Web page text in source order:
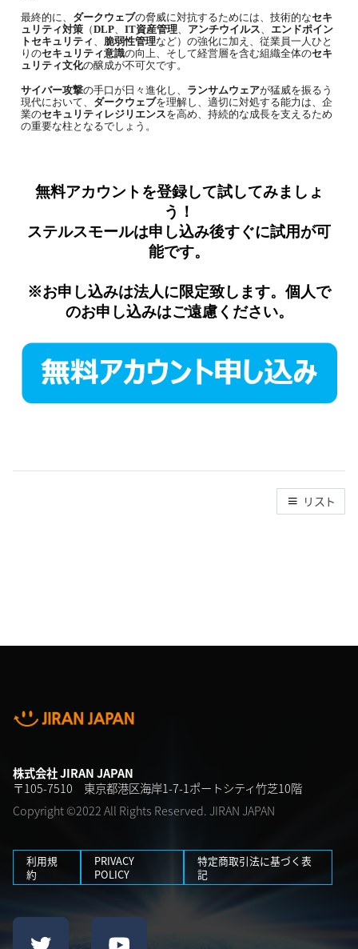
最終的に、 ダークウェブの脅威に対抗するためには、技術的なセキ
ュリティ対策 （DLP、 IT資産管理、 アンチウイルス、 エンドポイン
トセキュリティ 、 脆弱性管理など）の強化に加え、従業員一人ひと
りのセキュリティ意識の向上、そして経営層を含む組織全体のセキ
ュリティ文化の醸成が不可欠です。
サイバー攻撃の手口が日々進化し、 ランサムウェアが猛威を振るう
現代において、 ダークウェブを理解し、適切に対処する能力は、企
業のセキュリティレジリエンスを高め、持続的な成長を支えるため
の重要な柱となるでしょう。
無料アカウントを登録して試してみましょ
う！
ステルスモールは申し込み後すぐに試用が可
能です。
※お申し込みは法人に限定致します。個人で
のお申し込みはご遠慮ください。
リスト
株式会社 JIRAN JAPAN
〒105-7510 東京都港区海岸1-7-1ポートシティ竹芝10階
Copyright ©2022 All Rights Reserved. JIRAN JAPAN
利用規
約
PRIVACY
POLICY
特定商取引法に基づく表
記